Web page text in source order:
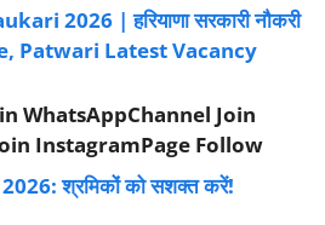
2026 | हरियाणा सरकारी नौकरी
Patwari Latest Vacancy
WhatsAppChannel Join
InstagramPage Follow
2026: श्रमिकों को सशक्त करें!